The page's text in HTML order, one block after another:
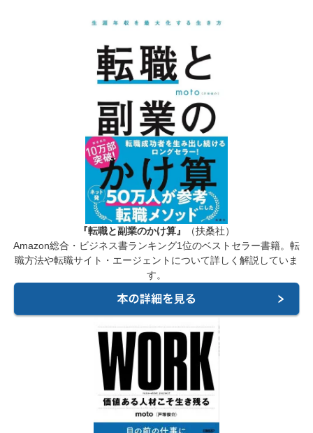
『転職と副業のかけ算』
（扶桑社）
Amazon総合・ビジネス書ランキング1位のベストセラー書籍。転
職方法や転職サイト・エージェントについて詳しく解説していま
す。